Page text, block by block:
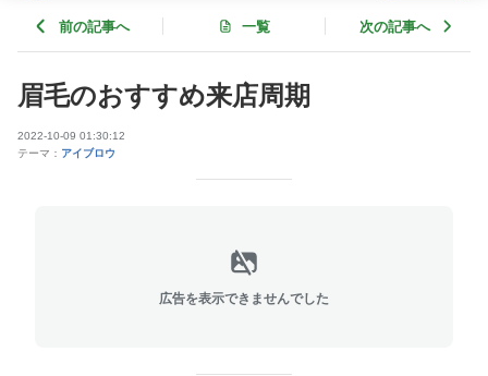
前の記事へ 一覧 次の記事へ
眉毛のおすすめ来店周期
2022-10-09 01:30:12
テーマ： アイブロウ
広告を表示できませんでした